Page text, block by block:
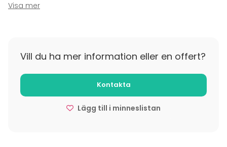
puhtaita ja aitoja maaseudun juhlaruokia, huimia
Visa mer
Vill du ha mer information eller en offert?
Kontakta
Lägg till i minneslistan